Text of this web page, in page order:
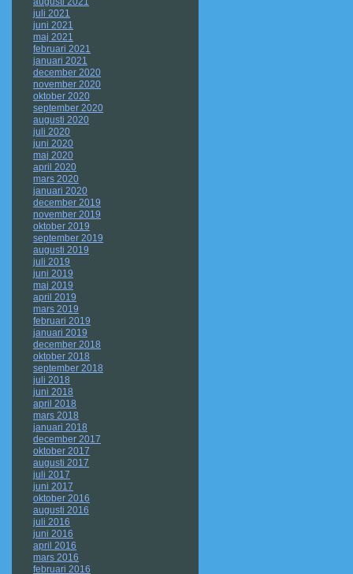
juli 2021
juni 2021
maj 2021
februari 2021
januari 2021
december 2020
november 2020
oktober 2020
september 2020
augusti 2020
juli 2020
juni 2020
maj 2020
april 2020
mars 2020
januari 2020
december 2019
november 2019
oktober 2019
september 2019
augusti 2019
juli 2019
juni 2019
maj 2019
april 2019
mars 2019
februari 2019
januari 2019
december 2018
oktober 2018
september 2018
juli 2018
juni 2018
april 2018
mars 2018
januari 2018
december 2017
oktober 2017
augusti 2017
juli 2017
juni 2017
oktober 2016
augusti 2016
juli 2016
juni 2016
april 2016
mars 2016
februari 2016